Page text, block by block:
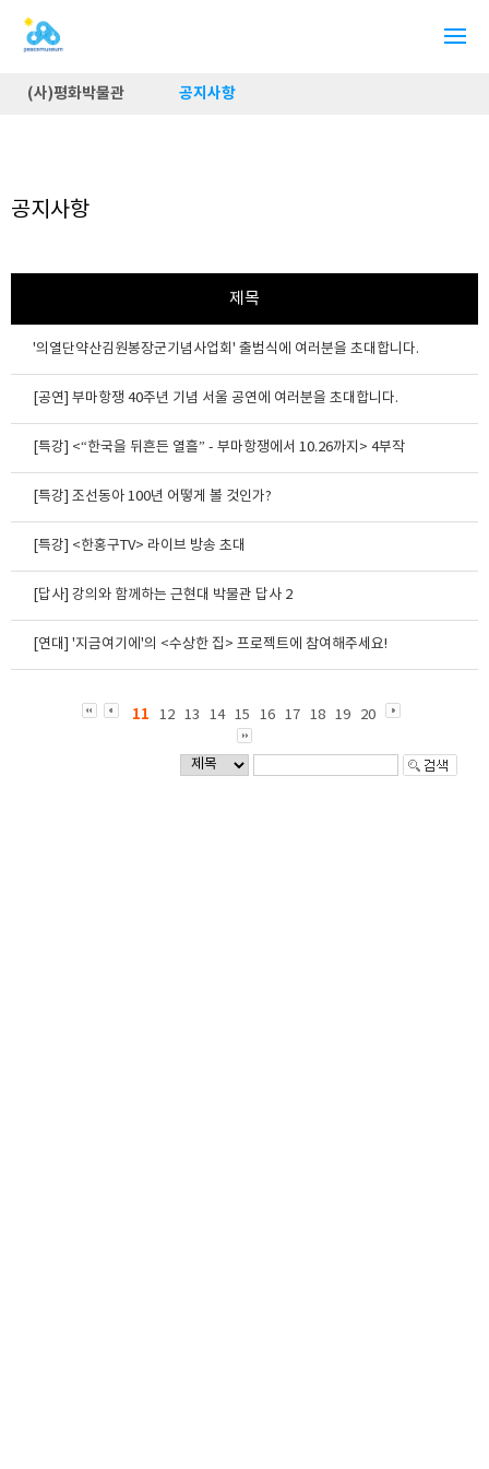
(사)평화박물관 공지사항
공지사항
제목
'의열단약산김원봉장군기념사업회' 출범식에 여러분을 초대합니다.
[공연] 부마항쟁 40주년 기념 서울 공연에 여러분을 초대합니다.
[특강] <“한국을 뒤흔든 열흘” - 부마항쟁에서 10.26까지> 4부작
[특강] 조선동아 100년 어떻게 볼 것인가?
[특강] <한홍구TV> 라이브 방송 초대
[답사] 강의와 함께하는 근현대 박물관 답사 2
[연대] '지금여기에'의 <수상한 집> 프로젝트에 참여해주세요!
11 12 13 14 15 16 17 18 19 20